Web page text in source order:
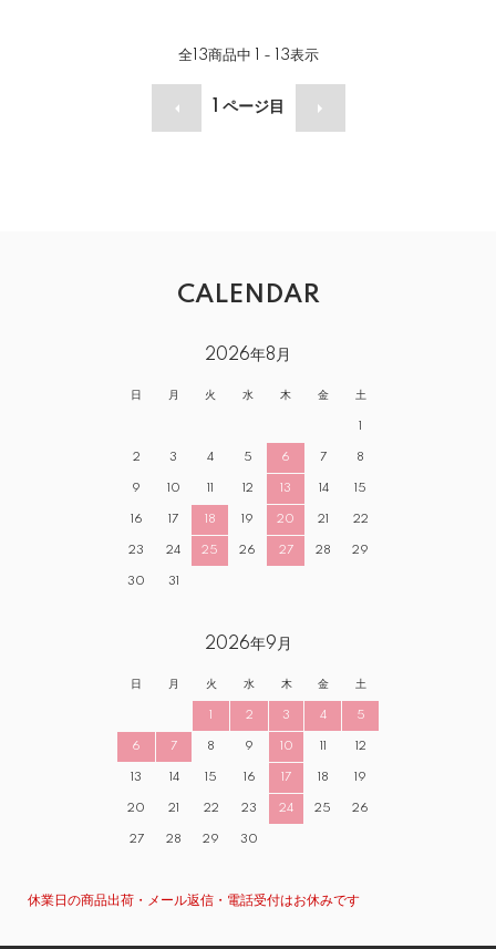
全13商品中 1 - 13表示
ページ目
CALENDAR
2026年8月
日 月 火 水 木 金 土
1
2 3 4 5 6 7 8
9 10 11 12 13 14 15
16 17 18 19 20 21 22
23 24 25 26 27 28 29
30 31
2026年9月
日 月 火 水 木 金 土
1 2 3 4 5
6 7 8 9 10 11 12
13 14 15 16 17 18 19
20 21 22 23 24 25 26
27 28 29 30
休業日の商品出荷・メール返信・電話受付はお休みです